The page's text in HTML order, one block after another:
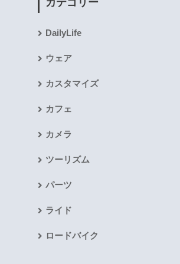
カテゴリー
DailyLife
ウェア
カスタマイズ
カフェ
カメラ
ツーリズム
パーツ
ライド
ロードバイク